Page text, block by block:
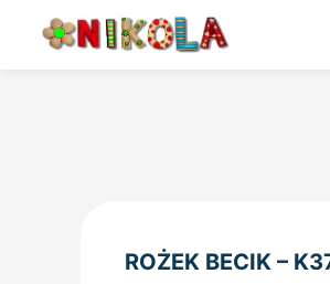
ROŻEK BECIK –